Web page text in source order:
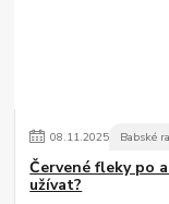
08.11.2025 Babské
Červené fleky po
užívat?